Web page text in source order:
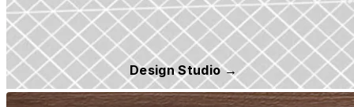
Design Studio →